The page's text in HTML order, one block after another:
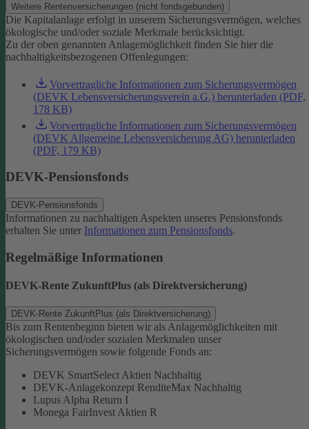
Weitere Rentenversicherungen (nicht fondsgebunden)
Die Kapitalanlage erfolgt in unserem Sicherungsvermögen, welches
ökologische und/oder soziale Merkmale berücksichtigt.
Zu der oben genannten Anlagemöglichkeit finden Sie hier die
nachhaltigkeitsbezogenen Offenlegungen:
Vorvertragliche Informationen zum Sicherungsvermögen
(DEVK Lebensversicherungsverein a.G.) herunterladen (PDF,
178 KB)
Vorvertragliche Informationen zum Sicherungsvermögen
(DEVK Allgemeine Lebensversicherung AG) herunterladen
(PDF, 179 KB)
DEVK-Pensionsfonds
DEVK-Pensionsfonds
Informationen zu nachhaltigen Aspekten unseres Pensionsfonds
erhalten Sie unter Informationen zum Pensionsfonds.
Regelmäßige Informationen
DEVK-Rente ZukunftPlus (als Direktversicherung)
DEVK-Rente ZukunftPlus (als Direktversicherung)
Bis zum Rentenbeginn bieten wir als Anlagemöglichkeiten mit
ökologischen und/oder sozialen Merkmalen unser
Sicherungsvermögen sowie folgende Fonds an:
DEVK SmartSelect Aktien Nachhaltig
DEVK-Anlagekonzept RenditeMax Nachhaltig
Lupus Alpha Return I
Monega FairInvest Aktien R